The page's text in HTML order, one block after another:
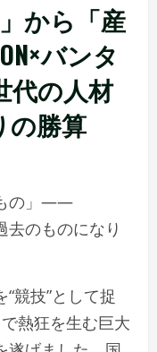
から「産
バンタ
代の人材
の勝算
もの」――
去のものになり
競技”として捉
熱狂を生む巨大